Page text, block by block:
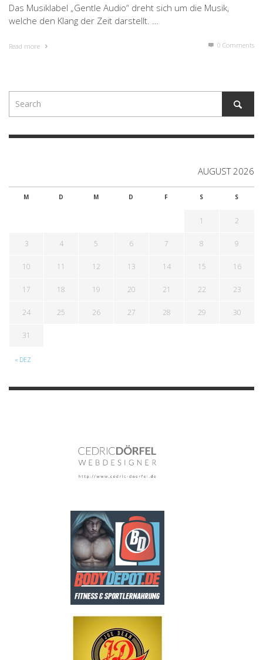
Das Musiklabel „Gentle Audio“ dreht sich um die Musik,
welche den Klang der Zeit darstellt. …
Read more 0 Comments
AUGUST 2026
M D M D F S S
« DEZ
1 2
3 4 5 6 7 8 9
10 11 12 13 14 15 16
17 18 19 20 21 22 23
24 25 26 27 28 29 30
31